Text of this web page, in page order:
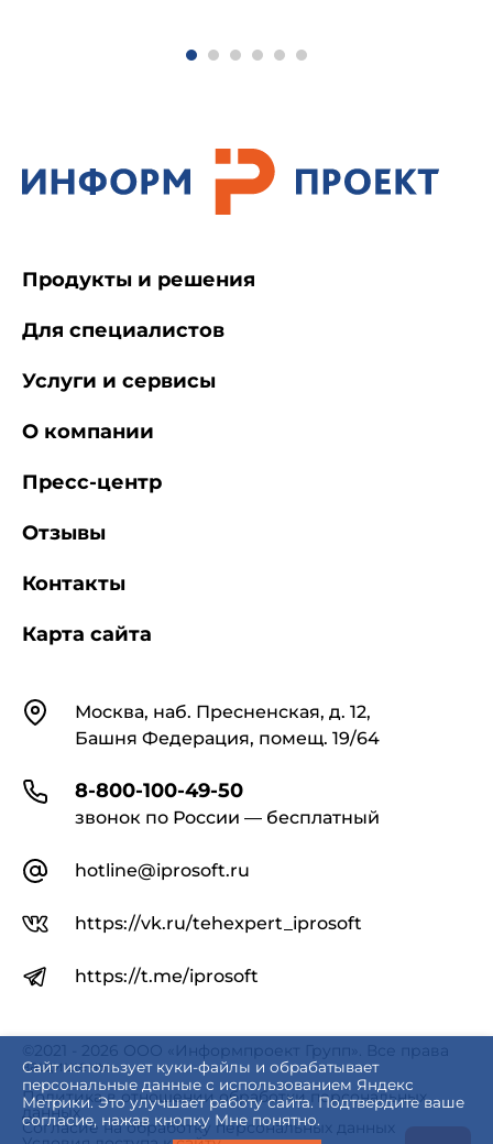
Сайт использует куки-файлы и обрабатывает
персональные данные с использованием Яндекс
Метрики. Это улучшает работу сайта. Подтвердите ваше
согласие, нажав кнопку Мне понятно.
КонтактыМосква, наб. Пресненская, д. 12,
Башня Федерация, помещ. 19/64
8-800-100-49-50
звонок по России — бесплатный
hotline@iprosoft.ru
https://vk.ru/tehexpert_iprosoft
https://t.me/iprosoft
Продукты и решения
Для специалистов
Услуги и сервисы
О компании
Пресс-центр
Отзывы
Контакты
Карта сайта
©2021 - 2026 ООО «Информпроект Групп». Все права
защищены.
Политика в отношении обработки персональных
данных
Согласие на обработку персональных данных